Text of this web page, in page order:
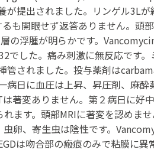
提出されました。リンゲル3Lが
も開眼せず返答ありません。頭
の浮腫が明らかです。
した。痛み刺激に無反応です。
管されました。投与薬剤は
に血圧は上昇、昇圧剤、麻酔
著変ありません。第２病日に好
ます。頭部MRIに著変を認めま
卵、寄生虫は陰性です。
は吻合部の瘢痕のみで粘膜に異